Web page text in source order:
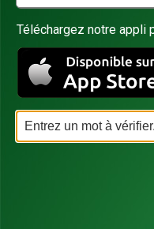
Téléchargez notre appli